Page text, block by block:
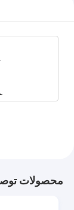
محصولات